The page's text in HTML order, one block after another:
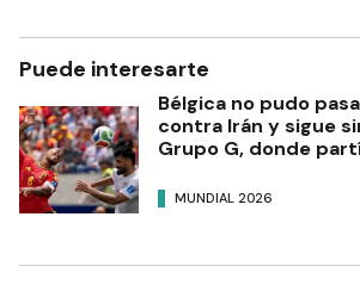
Puede interesarte
Bélgica no pudo
contra Irán y sigue
Grupo G, donde
MUNDIAL 2026